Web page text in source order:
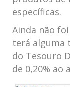
específicas.
Ainda não
terá alguma
do Tesouro
de 0,20% ao